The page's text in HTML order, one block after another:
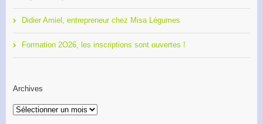
Didier Amiel, entrepreneur chez Misa Légumes
Formation 2O26, les inscriptions sont ouvertes !
Archives
Archives